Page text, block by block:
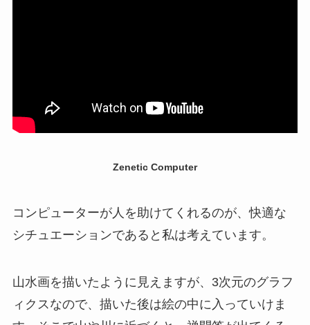
Zenetic Computer
コンピューターが人を助けてくれるのが、快適な
シチュエーションであると私は考えています。
山水画を描いたように見えますが、3次元のグラフ
ィクスなので、描いた後は絵の中に入っていけま